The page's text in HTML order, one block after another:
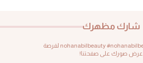
شارك مظهرك
منشني @nohanabilbeauty #nohanabilbeauty لفرصة
عرض صورك على صفحتنا!